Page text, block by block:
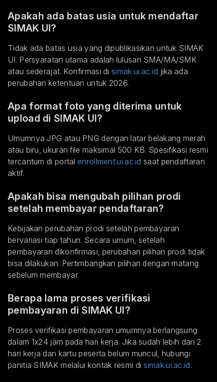
Apakah ada batas usia untuk mendaftar
SIMAK UI?
Tidak ada batas usia yang dipublikasikan untuk SIMAK
UI. Persyaratan utama adalah lulusan SMA/MA/SMK
atau sederajat. Konfirmasi disimak.ui.ac.id jika ada
perubahan ketentuan untuk 2026.
Apa format foto yang diterima untuk
upload di SIMAK UI?
Umumnya JPG atau PNG dengan latar belakang merah
atau biru, ukuran file maksimal 500 KB. Spesifikasi resmi
tercantum di portalenrollment.ui.ac.id saat pendaftaran
aktif.
Apakah bisa mengubah pilihan prodi
setelah membayar pendaftaran?
Kebijakan perubahan prodi setelah pembayaran
bervariasi tiap tahun. Secara umum, setelah
pembayaran dikonfirmasi, perubahan pilihan prodi tidak
bisa dilakukan. Pertimbangkan pilihan dengan matang
sebelum membayar.
Berapa lama proses verifikasi
pembayaran di SIMAK UI?
Proses verifikasi pembayaran umumnya berlangsung
dalam 1x24 jam pada hari kerja. Jika sudah lebih dari 2
hari kerja dan kartu peserta belum muncul, hubungi
panitia SIMAK melalui kontak resmi disimak.ui.ac.id.